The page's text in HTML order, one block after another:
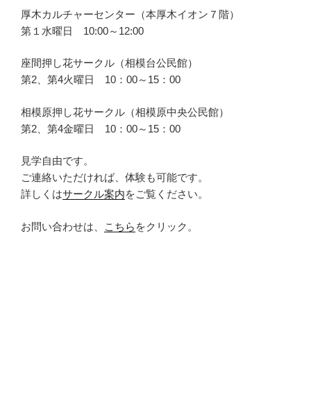
厚木カルチャーセンター（本厚木イオン７階）
第１水曜日 10:00～12:00
座間押し花サークル（相模台公民館）
第2、第4火曜日 10：00～15：00
相模原押し花サークル（相模原中央公民館）
第2、第4金曜日 10：00～15：00
見学自由です。
ご連絡いただければ、体験も可能です。
詳しくはサークル案内をご覧ください。
お問い合わせは、 こちら をクリック。